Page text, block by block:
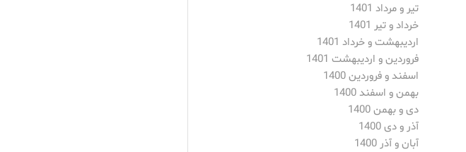
تیر و مرداد 1401
خرداد و تیر 1401
اردیبهشت و خرداد 1401
فروردین و اردیبهشت 1401
اسفند و فروردین 1400
بهمن و اسفند 1400
دی و بهمن 1400
آذر و دی 1400
آبان و آذر 1400